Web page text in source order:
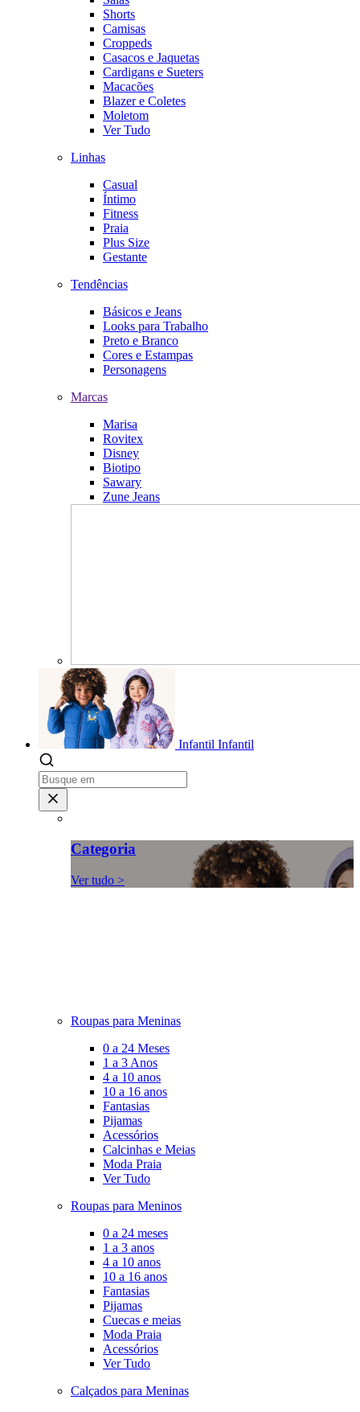
Shorts
Camisas
Croppeds
Casacos e Jaquetas
Cardigans e Sueters
Macacões
Blazer e Coletes
Moletom
Ver Tudo
Linhas
Casual
Íntimo
Fitness
Praia
Plus Size
Gestante
Tendências
Básicos e Jeans
Looks para Trabalho
Preto e Branco
Cores e Estampas
Personagens
Marcas
Marisa
Rovitex
Disney
Biotipo
Sawary
Zune Jeans
Infantil Infantil
Categoria
Ver tudo >
Roupas para Meninas
0 a 24 Meses
1 a 3 Anos
4 a 10 anos
10 a 16 anos
Fantasias
Pijamas
Acessórios
Calcinhas e Meias
Moda Praia
Ver Tudo
Roupas para Meninos
0 a 24 meses
1 a 3 anos
4 a 10 anos
10 a 16 anos
Fantasias
Pijamas
Cuecas e meias
Moda Praia
Acessórios
Ver Tudo
Calçados para Meninas